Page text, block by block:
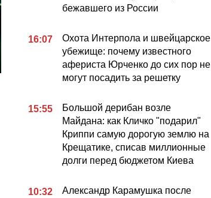
бежавшего из России
16:07
Охота Интерпола и швейцарское
убежище: почему известного
афериста Юрченко до сих пор не
могут посадить за решетку
15:55
Большой дерибан возле
Майдана: как Кличко "подарил"
Криппи самую дорогую землю на
Крещатике, списав миллионные
долги перед бюджетом Киева
10:32
Александр Карамушка после